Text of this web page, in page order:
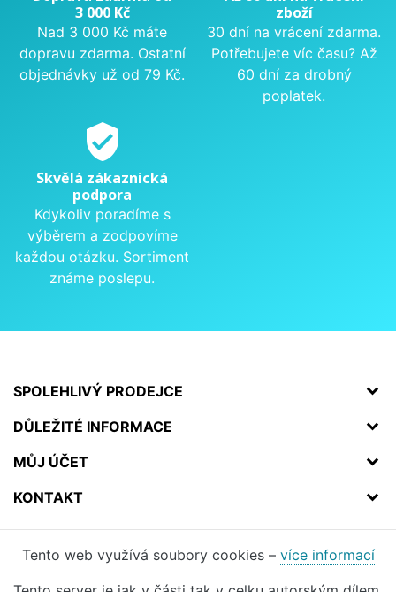
3 000 Kč
Nad 3 000 Kč máte
dopravu zdarma. Ostatní
objednávky už od 79 Kč.
zboží
30 dní na vrácení zdarma.
Potřebujete víc času? Až
60 dní za drobný
poplatek.
verified_user
Skvělá zákaznická
podpora
Kdykoliv poradíme s
výběrem a zodpovíme
každou otázku. Sortiment
známe poslepu.
SPOLEHLIVÝ PRODEJCE
DŮLEŽITÉ INFORMACE
MŮJ ÚČET
KONTAKT
Tento web využívá soubory cookies – více informací